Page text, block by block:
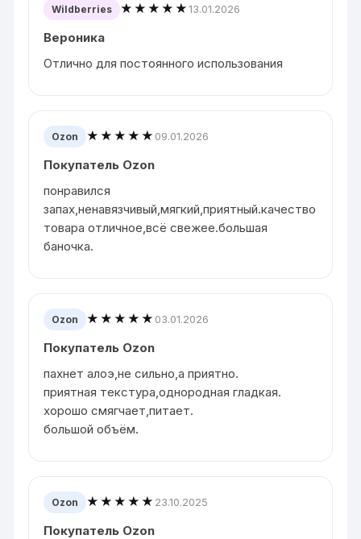
Wildberries ★★★★★13.01.2026
Вероника
Отлично для постоянного использования
Ozon ★★★★★ 09.01.2026
Покупатель Ozon
понравился
запах,ненавязчивый,мягкий,приятный.качество
товара отличное,всё свежее.большая
баночка.
Ozon ★★★★★ 03.01.2026
Покупатель Ozon
пахнет алоэ,не сильно,а приятно.
приятная текстура,однородная гладкая.
хорошо смягчает,питает.
большой объём.
Ozon ★★★★★ 23.10.2025
Покупатель Ozon